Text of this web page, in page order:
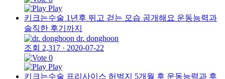
Play
키크는수술 1년후 뛰고 걷는 모습 공개해요 운동능력과
솔직한 후기까지
dr. donghoon
조회 2,317 · 2020-07-22
0
Play
키크는수술 프리사이스 허벅지 5개월 후 운동능력과 후